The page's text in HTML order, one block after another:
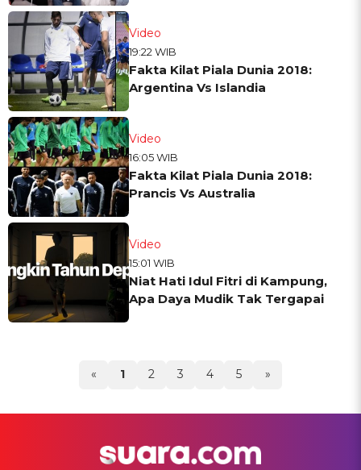
Video
19:22 WIB
Fakta Kilat Piala Dunia 2018:
Argentina Vs Islandia
Video
16:05 WIB
Fakta Kilat Piala Dunia 2018:
Prancis Vs Australia
Video
15:01 WIB
Niat Hati Idul Fitri di Kampung,
Apa Daya Mudik Tak Tergapai
« 1 2 3 4 5 »